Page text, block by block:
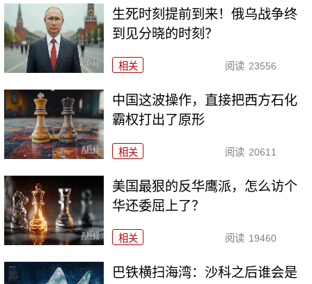
生死时刻提前到来！俄乌战争终
到见分晓的时刻？
相关 阅读 23556
中国这波操作，直接把西方石化
霸权打出了原形
相关 阅读 20611
美国最狠的反华鹰派，怎么访个
华还委屈上了？
相关 阅读 19460
巴铁横扫海湾：沙科之后谁会是